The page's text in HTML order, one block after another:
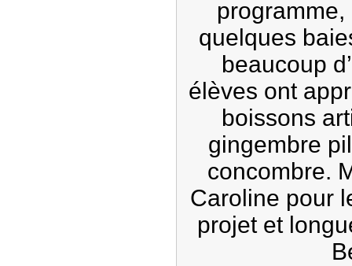
quelques
beaucoup
élèves ont
boissons
gingembre
concombre.
Caroline pour
projet et